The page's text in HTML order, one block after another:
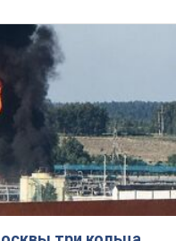
система
защиты от
70 баллистических
в Госдепе
американский